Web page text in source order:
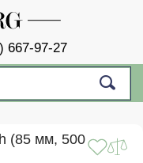
667-97-27
(85 мм, 500